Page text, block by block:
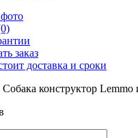
заказ
доставка и сроки